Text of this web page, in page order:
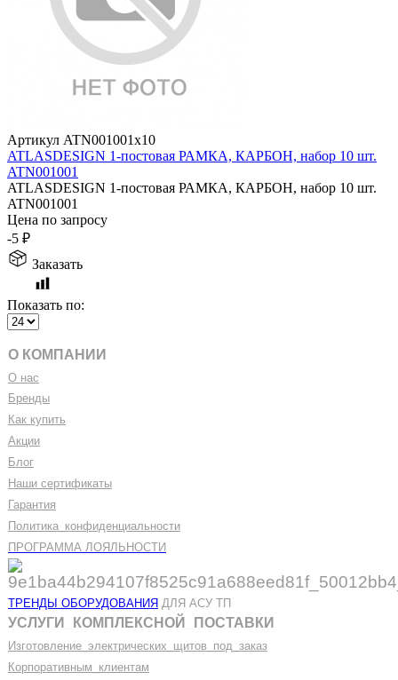
Артикул ATN001001x10
ATLASDESIGN 1-постовая РАМКА, КАРБОН, набор 10 шт.
ATN001001
ATLASDESIGN 1-постовая РАМКА, КАРБОН, набор 10 шт.
ATN001001
Цена по запросу
-5 ₽
Заказать
Показать по:
О КОМПАНИИ
О нас
Бренды
Как купить
Акции
Блог
Наши сертификаты
Гарантия
Политика конфиденциальности
ПРОГРАММА ЛОЯЛЬНОСТИ
ТРЕНДЫ ОБОРУДОВАНИЯ ДЛЯ АСУ ТП
УСЛУГИ КОМПЛЕКСНОЙ ПОСТАВКИ
Изготовление электрических щитов под заказ
Корпоративным клиентам